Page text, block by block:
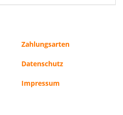
Zahlungsarten
Datenschutz
Impressum